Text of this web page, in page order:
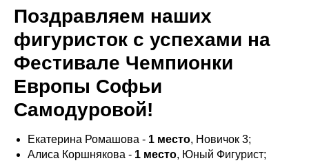
Поздравляем наших
фигуристок с успехами на
Фестивале Чемпионки
Европы Софьи
Самодуровой!
Екатерина Ромашова - 1 место, Новичок 3;
Алиса Коршнякова - 1 место, Юный Фигурист;